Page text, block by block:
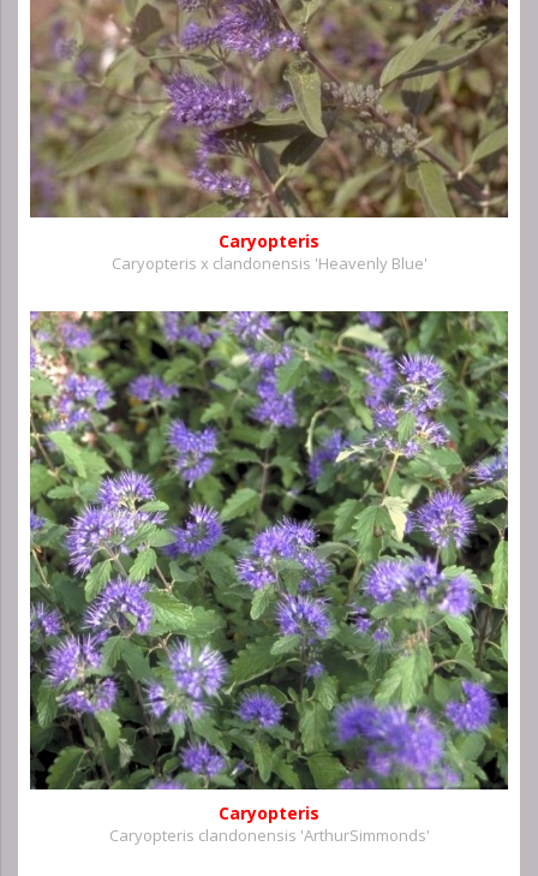
Caryopteris
Caryopteris x clandonensis 'Heavenly Blue'
Caryopteris
Caryopteris clandonensis 'ArthurSimmonds'